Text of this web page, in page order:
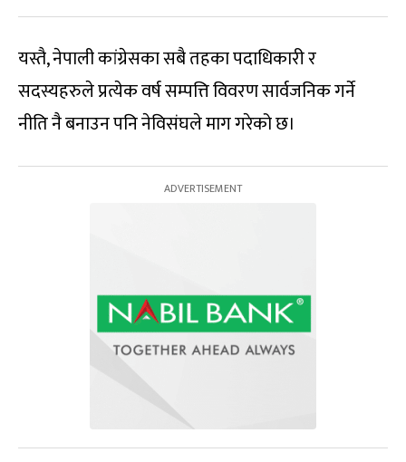
यस्तै, नेपाली कांग्रेसका सबै तहका पदाधिकारी र
सदस्यहरुले प्रत्येक वर्ष सम्पत्ति विवरण सार्वजनिक गर्ने
नीति नै बनाउन पनि नेविसंघले माग गरेको छ।